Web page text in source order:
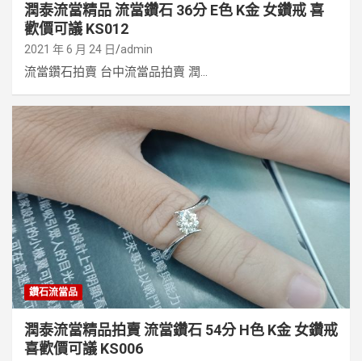
潤泰流當精品 流當鑽石 36分 E色 K金 女鑽戒 喜
歡價可議 KS012
2021 年 6 月 24 日 admin
流當鑽石拍賣 台中流當品拍賣 潤...
鑽石流當品
潤泰流當精品拍賣 流當鑽石 54分 H色 K金 女鑽戒
喜歡價可議 KS006